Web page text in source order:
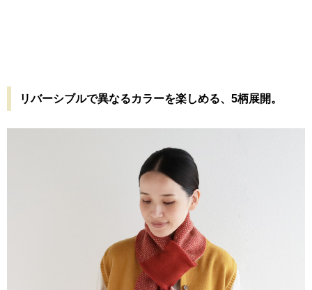
リバーシブルで異なるカラーを楽しめる、5柄展開。